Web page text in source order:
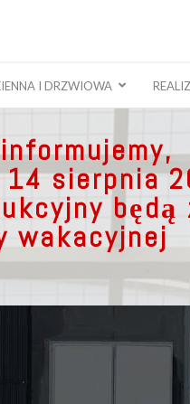
I DRZWIOWA
sierpnia
będą
wakacyjnej